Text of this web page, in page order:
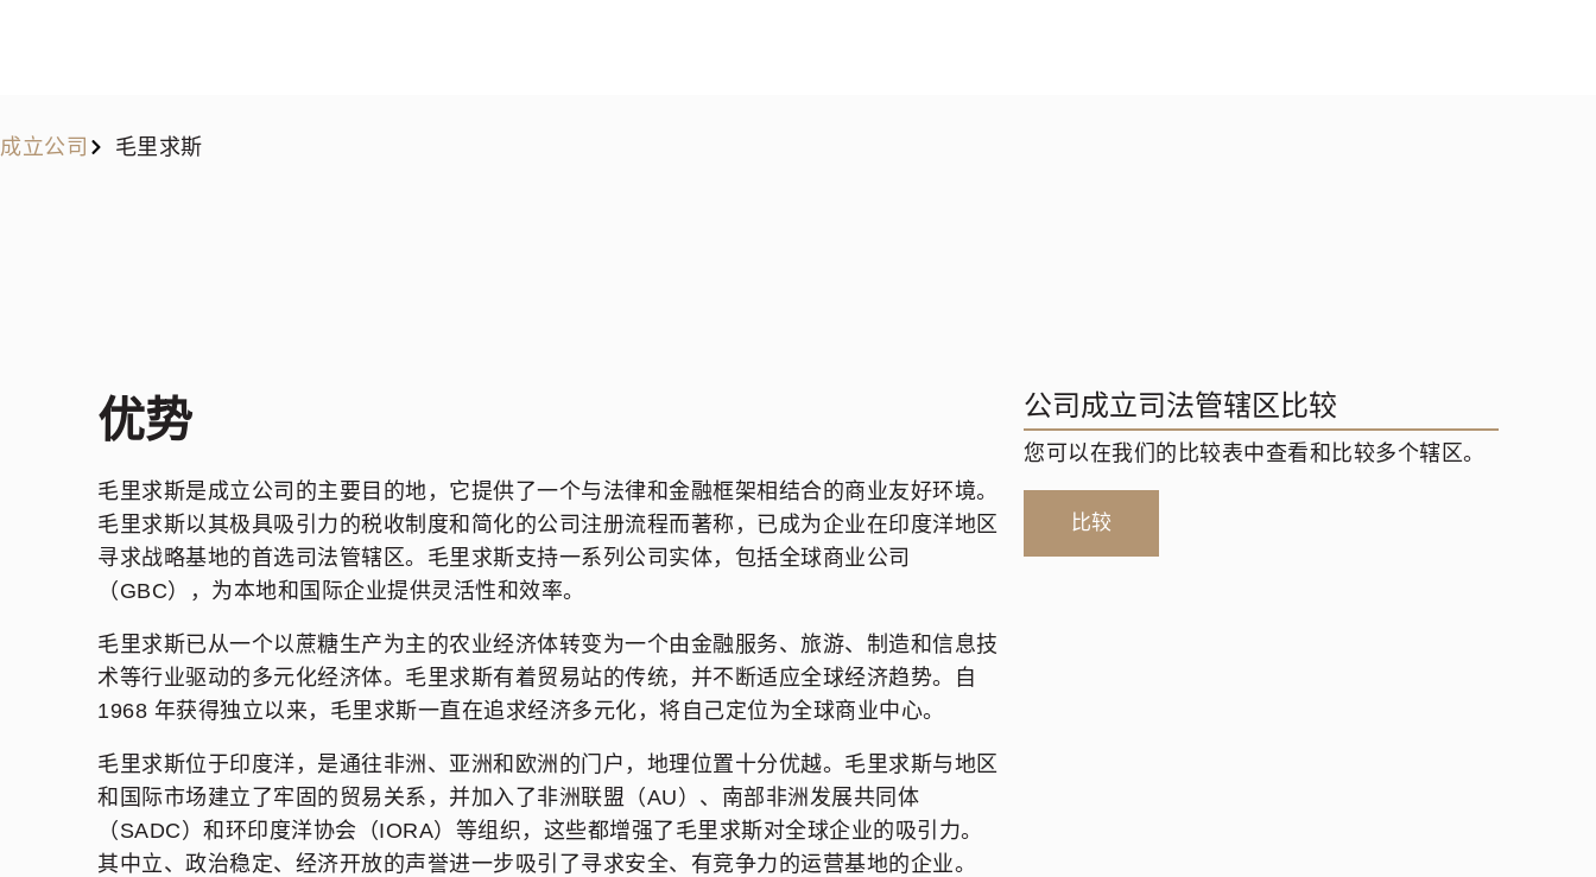
成立公司 毛里求斯
优势
毛里求斯是成立公司的主要目的地，它提供了一个与法律和金融框架相结合的商业友好环境。
毛里求斯以其极具吸引力的税收制度和简化的公司注册流程而著称，已成为企业在印度洋地区
寻求战略基地的首选司法管辖区。毛里求斯支持一系列公司实体，包括全球商业公司
（GBC），为本地和国际企业提供灵活性和效率。
毛里求斯已从一个以蔗糖生产为主的农业经济体转变为一个由金融服务、旅游、制造和信息技
术等行业驱动的多元化经济体。毛里求斯有着贸易站的传统，并不断适应全球经济趋势。自
1968 年获得独立以来，毛里求斯一直在追求经济多元化，将自己定位为全球商业中心。
毛里求斯位于印度洋，是通往非洲、亚洲和欧洲的门户，地理位置十分优越。毛里求斯与地区
和国际市场建立了牢固的贸易关系，并加入了非洲联盟（AU）、南部非洲发展共同体
（SADC）和环印度洋协会（IORA）等组织，这些都增强了毛里求斯对全球企业的吸引力。
其中立、政治稳定、经济开放的声誉进一步吸引了寻求安全、有竞争力的运营基地的企业。
公司成立司法管辖区比较
您可以在我们的比较表中查看和比较多个辖区。
比较